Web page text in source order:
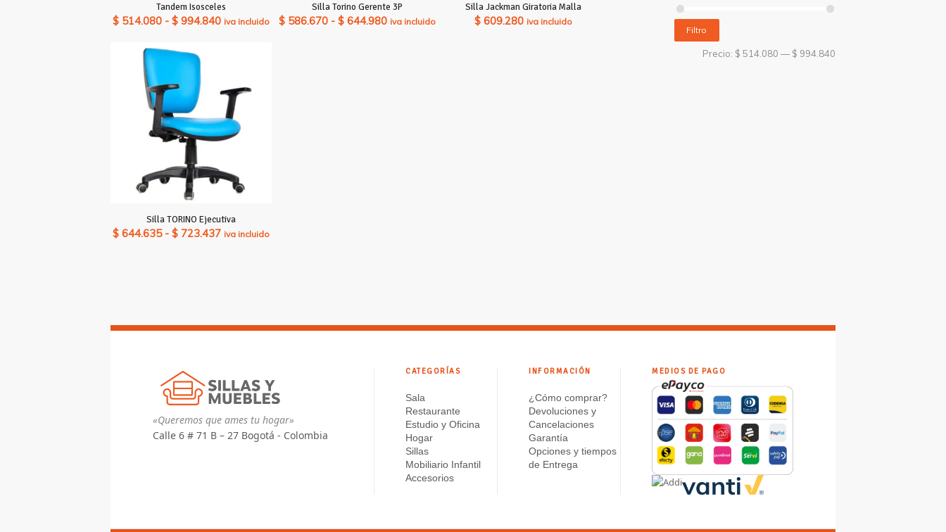
Tandem Isosceles
$514.080 - $994.840Rango
$ 514.080
hasta
$ 994.840
iva incluido
Silla Torino Gerente 3P
$586.670 - $644.980Rango
iva incluido
Silla Jackman Giratoria Malla
$609.280 iva incluido
Silla TORINO Ejecutiva
$644.635 - $723.437Rango
$ 723.437
iva incluido
Filtro
Precio: $ 514.080 — $ 994.840
«Queremos que ames tu hogar»
Calle 6 # 71 B – 27 Bogotá - Colombia
CATEGORÍAS
Sala
Restaurante
Estudio y Oficina
Hogar
Sillas
Mobiliario Infantil
Accesorios
INFORMACIÓN
¿Cómo comprar?
Devoluciones y
Cancelaciones
Garantía
Opciones y tiempos
de Entrega
MEDIOS DE PAGO